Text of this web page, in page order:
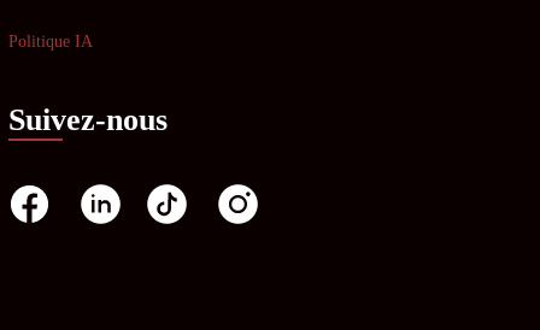
Politique IA
Suivez-nous